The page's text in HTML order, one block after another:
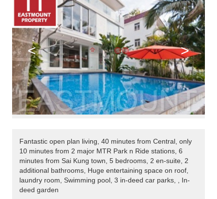
< >
Fantastic open plan living, 40 minutes from Central, only
10 minutes from 2 major MTR Park n Ride stations, 6
minutes from Sai Kung town, 5 bedrooms, 2 en-suite, 2
additional bathrooms, Huge entertaining space on roof,
laundry room, Swimming pool, 3 in-deed car parks, , In-
deed garden